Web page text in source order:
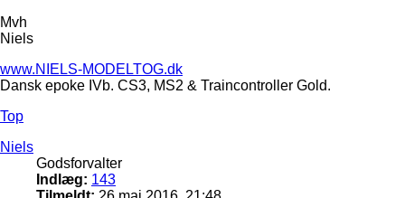
Mvh
Niels
www.NIELS-MODELTOG.dk
Dansk epoke IVb. CS3, MS2 & Traincontroller Gold.
Top
Niels
Godsforvalter
Indlæg: 143